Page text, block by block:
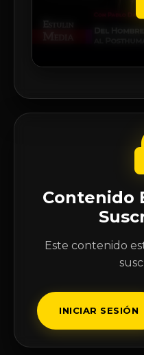
Contenido
Este contenido
INICIAR SESIÓN